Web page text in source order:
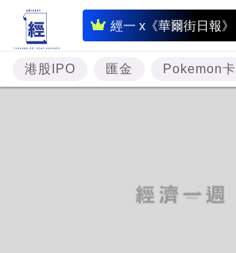
經一 x《華爾街日報》
即
時
財
經
港股IPO 匯金 Pokemon卡